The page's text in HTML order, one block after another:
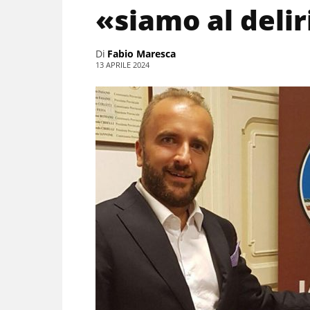
«siamo al
Di Fabio Maresca
13 APRILE 2024